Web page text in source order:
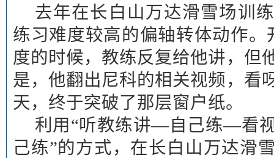
去年在长白山万达滑雪场训
练习难度较高的偏轴转体动作。
度的时候，教练反复给他讲，但
是，他翻出尼科的相关视频，看
天，终于突破了那层窗户纸。
利用“听教练讲—自己练—看
己练”的方式，在长白山万达滑